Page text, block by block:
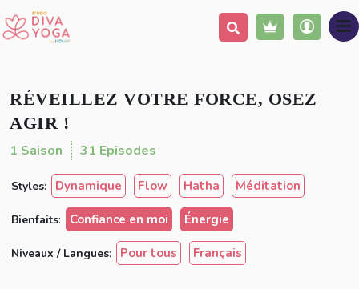
Ajouter à ma liste (314 avis)
Partager
Populaire
RÉVEILLEZ VOTRE FORCE, OSEZ
AGIR !
1 Saison 31 Episodes
Styles: Dynamique Flow Hatha Méditation
Bienfaits: Confiance en moi Énergie
Niveaux / Langues: Pour tous Français